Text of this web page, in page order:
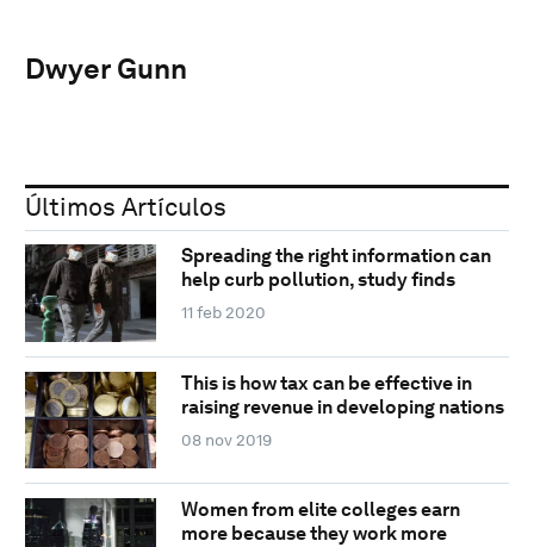
Dwyer Gunn
Últimos Artículos
Spreading the right information can
help curb pollution, study finds
11 feb 2020
This is how tax can be effective in
raising revenue in developing nations
08 nov 2019
Women from elite colleges earn
more because they work more